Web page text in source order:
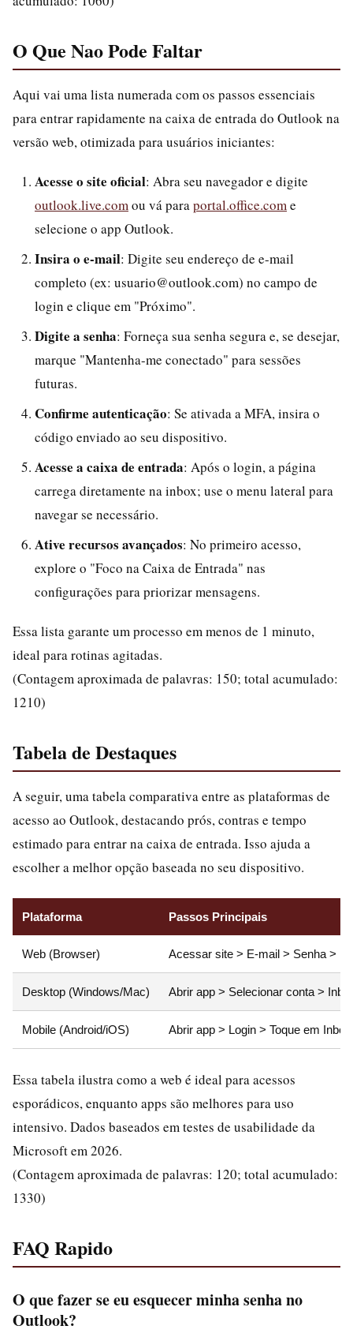
O Que Nao Pode Faltar
Aqui vai uma lista numerada com os passos essenciais
para entrar rapidamente na caixa de entrada do Outlook na
versão web, otimizada para usuários iniciantes:
Acesse o site oficial: Abra seu navegador e digite
outlook.live.comou vá paraportal.office.come
selecione o app Outlook.
Insira o e-mail: Digite seu endereço de e-mail
completo (ex: usuario@outlook.com) no campo de
login e clique em "Próximo".
Digite a senha: Forneça sua senha segura e, se desejar,
marque "Mantenha-me conectado" para sessões
futuras.
Confirme autenticação: Se ativada a MFA, insira o
código enviado ao seu dispositivo.
Acesse a caixa de entrada: Após o login, a página
carrega diretamente na inbox; use o menu lateral para
navegar se necessário.
Ative recursos avançados: No primeiro acesso,
explore o "Foco na Caixa de Entrada" nas
configurações para priorizar mensagens.
Essa lista garante um processo em menos de 1 minuto,
ideal para rotinas agitadas.
(Contagem aproximada de palavras: 150; total acumulado:
1210)
Tabela de Destaques
A seguir, uma tabela comparativa entre as plataformas de
acesso ao Outlook, destacando prós, contras e tempo
estimado para entrar na caixa de entrada. Isso ajuda a
escolher a melhor opção baseada no seu dispositivo.
Plataforma Passos Principais
Web (Browser) Acessar site > E-mail > Senha >
Desktop (Windows/Mac) Abrir app > Selecionar conta >
Mobile (Android/iOS) Abrir app > Login > Toque em Inbox
Essa tabela ilustra como a web é ideal para acessos
esporádicos, enquanto apps são melhores para uso
intensivo. Dados baseados em testes de usabilidade da
Microsoft em 2026.
(Contagem aproximada de palavras: 120; total acumulado:
1330)
FAQ Rapido
O que fazer se eu esquecer minha senha no
Outlook?